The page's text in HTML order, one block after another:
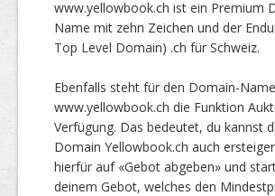
www.yellowbook.ch ist ein Premium
Name mit zehn Zeichen und der
Top Level Domain) .ch für Schweiz.
Ebenfalls steht für den Domain-
www.yellowbook.ch die Funktion
Verfügung. Das bedeutet, du kannst
Domain Yellowbook.ch auch
hierfür auf «Gebot abgeben» und
deinem Gebot, welches den